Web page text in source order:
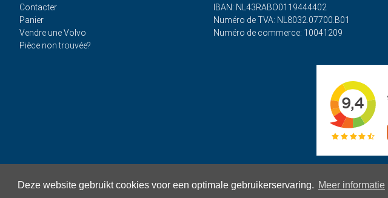
Deze website gebruikt cookies voor een optimale gebruikerservaring. Meer informatie
Contacter
Panier
Vendre une Volvo
Pièce non trouvée?
IBAN: NL43RABO0119444402
Numéro de TVA: NL8032.07700.B01
Numéro de commerce: 10041209
Politique de confidentialité Termes et conditions